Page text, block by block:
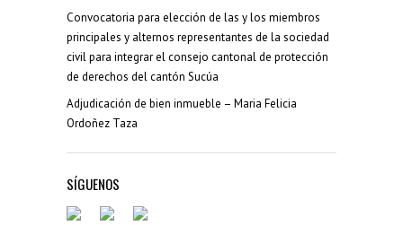
Convocatoria para elección de las y los miembros
principales y alternos representantes de la sociedad
civil para integrar el consejo cantonal de protección
de derechos del cantón Sucúa
Adjudicación de bien inmueble – Maria Felicia
Ordoñez Taza
SÍGUENOS